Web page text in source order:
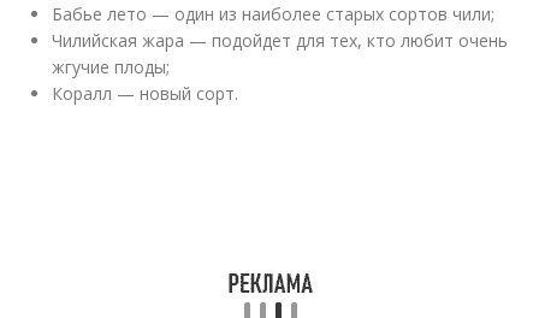
Бабье лето — один из наиболее старых сортов чили;
Чилийская жара — подойдет для тех, кто любит очень
жгучие плоды;
Коралл — новый сорт.